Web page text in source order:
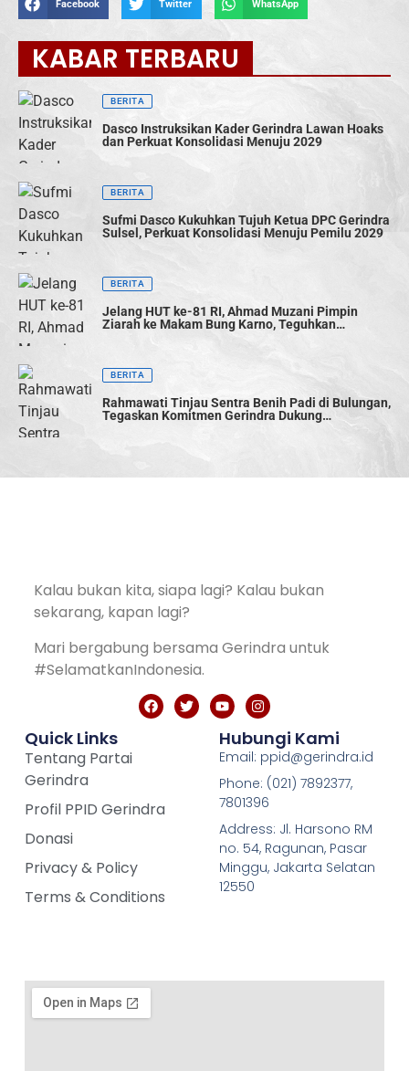
Facebook Twitter WhatsApp
KABAR TERBARU
BERITA
Dasco Instruksikan Kader Gerindra Lawan Hoaks
dan Perkuat Konsolidasi Menuju 2029
BERITA
Sufmi Dasco Kukuhkan Tujuh Ketua DPC Gerindra
Sulsel, Perkuat Konsolidasi Menuju Pemilu 2029
BERITA
Jelang HUT ke-81 RI, Ahmad Muzani Pimpin
Ziarah ke Makam Bung Karno, Teguhkan
BERITA
Rahmawati Tinjau Sentra Benih Padi di Bulungan,
Tegaskan Komitmen Gerindra Dukung
Kalau bukan kita, siapa lagi? Kalau bukan
sekarang, kapan lagi?
Mari bergabung bersama Gerindra untuk
#SelamatkanIndonesia.
Quick Links
Tentang Partai
Gerindra
Profil PPID Gerindra
Donasi
Privacy & Policy
Terms & Conditions
Hubungi Kami
Email: ppid@gerindra.id
Phone: (021) 7892377,
7801396
Address: Jl. Harsono RM
no. 54, Ragunan, Pasar
Minggu, Jakarta Selatan
12550